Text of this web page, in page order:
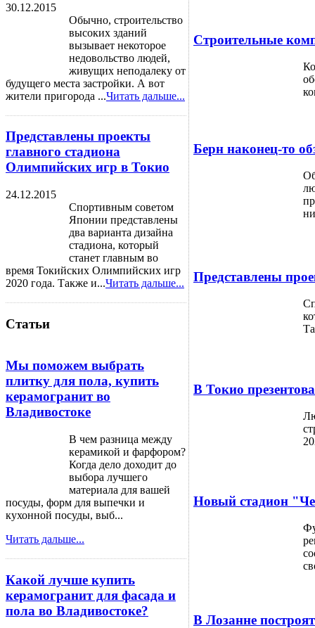
30.12.2015
Обычно, строительство
высоких зданий
вызывает некоторое
недовольство людей,
живущих неподалеку от
будущего места застройки. А вот
жители пригорода ...Читать дальше...
Представлены проекты
главного стадиона
Олимпийских игр в Токио
24.12.2015
Спортивным советом
Японии представлены
два варианта дизайна
стадиона, который
станет главным во
время Токийских Олимпийских игр
2020 года. Также и...Читать дальше...
Статьи
Мы поможем выбрать
плитку для пола, купить
керамогранит во
Владивостоке
В чем разница между
керамикой и фарфором?
Когда дело доходит до
выбора лучшего
материала для вашей
посуды, форм для выпечки и
кухонной посуды, выб...
Читать дальше...
Какой лучше купить
керамогранит для фасада и
пола во Владивостоке?
Строительные
Берн наконец-то
Представлены
В Токио
Новый стадион
В Лозанне